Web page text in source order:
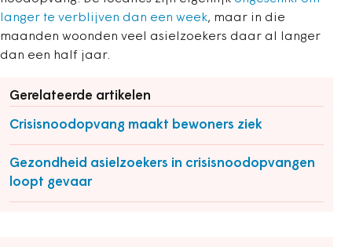
langer te verblijven dan een week, maar in die
maanden woonden veel asielzoekers daar al langer
dan een half jaar.
Gerelateerde artikelen
Crisisnoodopvang maakt bewoners ziek
Gezondheid asielzoekers in crisisnoodopvangen
loopt gevaar